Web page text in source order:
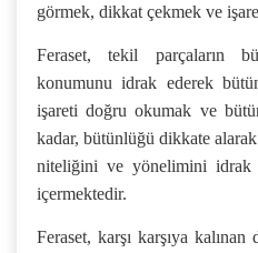
görmek, dikkat çekmek ve
Feraset, tekil parçaların
konumunu idrak ederek
işareti doğru okumak ve
kadar, bütünlüğü dikkate
niteliğini ve yönelimini idrak
içermektedir.
Feraset, karşı karşıya